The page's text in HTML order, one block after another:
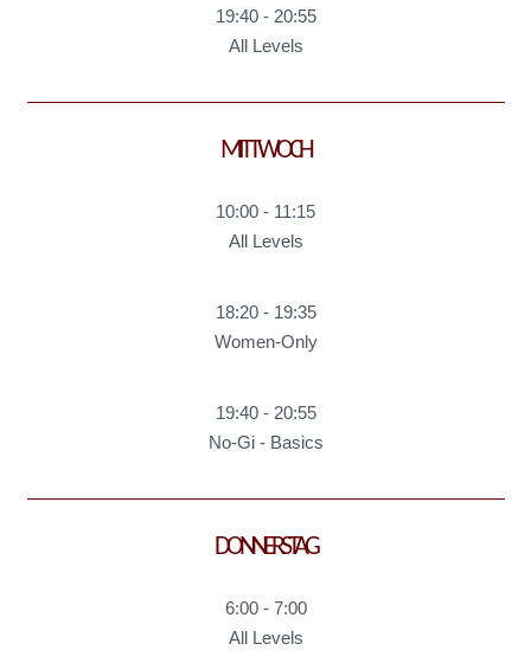
19:40 - 20:55
All Levels
MITTWOCH
10:00 - 11:15
All Levels
18:20 - 19:35
Women-Only
19:40 - 20:55
No-Gi - Basics
DONNERSTAG
6:00 - 7:00
All Levels